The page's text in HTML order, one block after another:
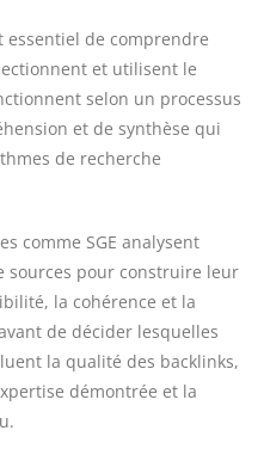
essentiel de comprendre
et utilisent le
selon un processus
et de synthèse qui
de recherche
comme SGE analysent
sources pour construire leur
la cohérence et la
de décider lesquelles
la qualité des backlinks,
démontrée et la